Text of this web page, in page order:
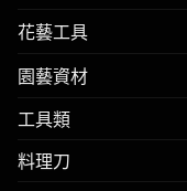
花藝工具
園藝資材
工具類
料理刀